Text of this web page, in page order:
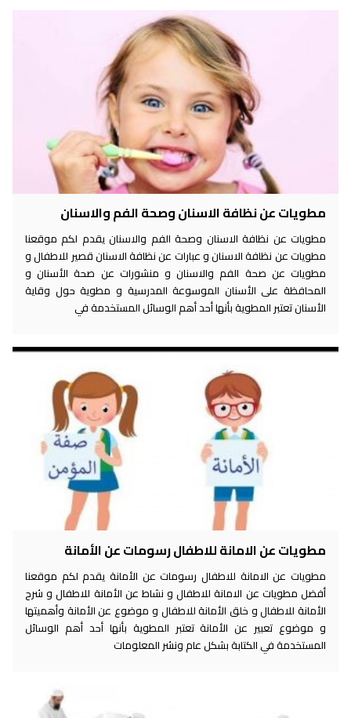
مطويات عن نظافة الاسنان وصحة الفم والاسنان
مطويات عن نظافة الاسنان وصحة الفم والاسنان يقدم لكم موقعنا
مطويات عن نظافة الاسنان و عبارات عن نظافة الاسنان قصير للاطفال و
مطويات عن صحة الفم والاسنان و منشورات عن صحة الأسنان و
المحافظة على الأسنان الموسوعة المدرسية و مطوية حول وقاية
الأسنان تعتبر المطوية بأنها أحد أهم الوسائل المستخدمة في
مطويات عن الامانة للاطفال رسومات عن الأمانة
مطويات عن الامانة للاطفال رسومات عن الأمانة يقدم لكم موقعنا
أفضل مطويات عن الامانة للاطفال و نشاط عن الأمانة للاطفال و شرح
الأمانة للاطفال و خلق الأمانة للاطفال و موضوع عن الأمانة وأهميتها
و موضوع تعبير عن الأمانة تعتبر المطوية بأنها أحد أهم الوسائل
المستخدمة في الكتابة بشكل عام ونشر المعلومات